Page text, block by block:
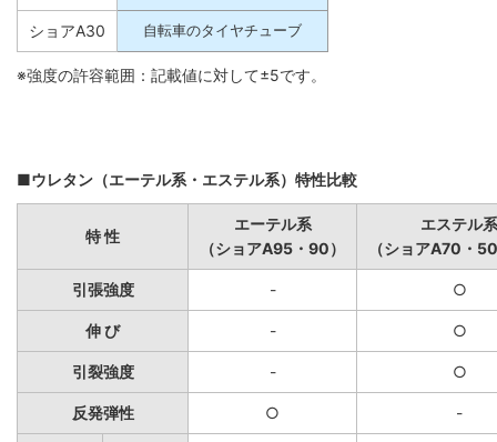
ショアA30 自転車のタイヤチューブ
※強度の許容範囲：記載値に対して±5です。
■ウレタン（エーテル系・エステル系）特性比較
特 性
エーテル系
（ショアA95・90）
エステル系
（ショアA70・
引張強度 - ○
伸 び - ○
引裂強度 - ○
反発弾性 ○ -